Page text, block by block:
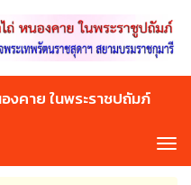
งคาย ในพระราชปถัมภ์